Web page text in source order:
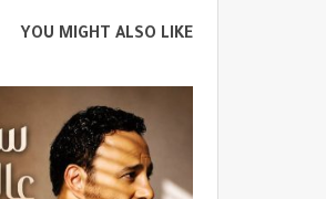
YOU MIGHT ALSO LIKE